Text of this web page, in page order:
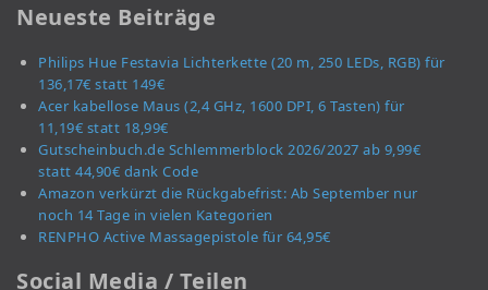
Neueste Beiträge
Philips Hue Festavia Lichterkette (20 m, 250 LEDs, RGB) für
136,17€ statt 149€
Acer kabellose Maus (2,4 GHz, 1600 DPI, 6 Tasten) für
11,19€ statt 18,99€
Gutscheinbuch.de Schlemmerblock 2026/2027 ab 9,99€
statt 44,90€ dank Code
Amazon verkürzt die Rückgabefrist: Ab September nur
noch 14 Tage in vielen Kategorien
RENPHO Active Massagepistole für 64,95€
Social Media / Teilen